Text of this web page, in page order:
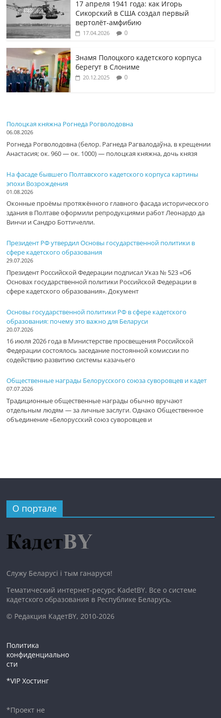
17 апреля 1941 года: как Игорь
Сикорский в США создал первый
вертолёт-амфибию
17.04.2026 0
Знамя Полоцкого кадетского корпуса
берегут в Слониме
20.12.2025 0
Полоцкая княжна Рогнеда Рогволодовна
06.08.2026
Рогнеда Рогволодовна (белор. Рагнеда Рагвалодаўна, в крещении
Анастасия; ок. 960 — ок. 1000) — полоцкая княжна, дочь князя
На фасаде бывшего Полтавского кадетского корпуса картины
эпохи Возрождения
01.08.2026
Оконные проёмы протяжённого главного фасада исторического
здания в Полтаве оформили репродукциями работ Леонардо да
Винчи и Сандро Боттичелли.
Президент РФ утвердил Основы государственной политики в
сфере кадетского образования
29.07.2026
Президент Российской Федерации подписал Указ № 523 «Об
Основах государственной политики Российской Федерации в
сфере кадетского образования». Документ
Основы государственной политики РФ в сфере кадетского
образования: почему это важно для Беларуси
20.07.2026
16 июля 2026 года в Министерстве просвещения Российской
Федерации состоялось заседание постоянной комиссии по
содействию развитию системы казачьего
Общественные награды Белорусского союза суворовцев и кадет
07.07.2026
Традиционные общественные награды обычно вручают
отдельным людям — за личные заслуги. Однако Общественное
объединение «Белорусский союз суворовцев и
О портале
Служу Беларусі і тым ганаруся!
Тематический интернет-ресурс KadetBY. Все о системе
кадетского образования в Республике Беларусь.
© Редакция КадетBY, 2010-2026
Политика
конфиденциально
сти
*VIP Хостинг
*Проект не